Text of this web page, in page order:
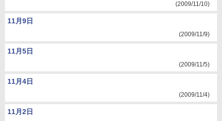
(2009/11/10)
11月9日
(2009/11/9)
11月5日
(2009/11/5)
11月4日
(2009/11/4)
11月2日